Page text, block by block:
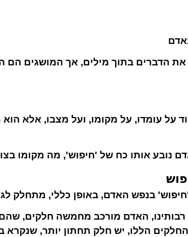
הדברים בתוך מילים, אך המושגים הם
על עומדו, על מקומו, ועל מצבו, אלא
נובע אותו כח של 'חיפוש', מה מקומו
בנפש האדם, באופן כללי, מתחלק
רבותינו, האדם מורכב מחמשה חלקים,
הללו, יש חלק תחתון יותר, שנקרא